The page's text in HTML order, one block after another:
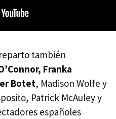
también
Franka
Botet, Madison Wolfe y
Patrick McAuley y
españoles